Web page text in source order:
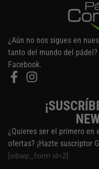
¿Aún no nos sigues en
tanto del mundo del
Facebook.
¿Quieres ser el primero en
ofertas? ¡Hazte suscriptor
[sibwp_form id=2]